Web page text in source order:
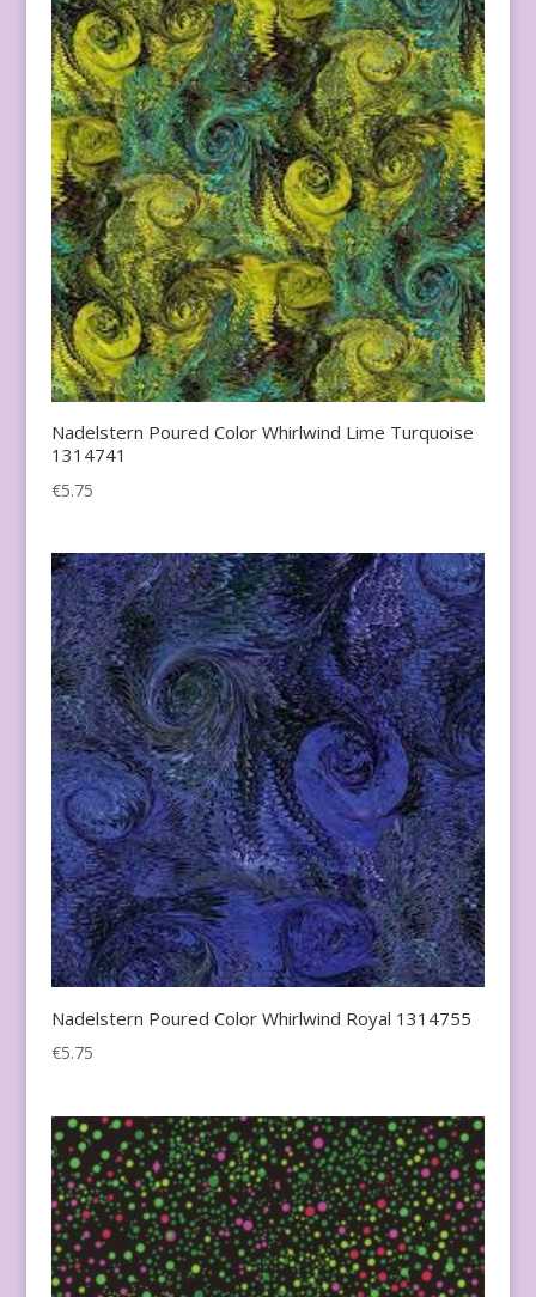
Nadelstern Poured Color Whirlwind Lime Turquoise
1314741
€5.75
Nadelstern Poured Color Whirlwind Royal 1314755
€5.75